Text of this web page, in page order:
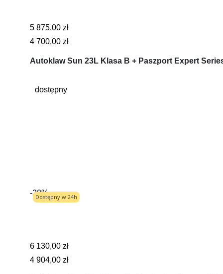
5 875,00 zł
4 700,00 zł
Autoklaw Sun 23L Klasa B + Paszport Expert
dostępny
-20%
6 130,00 zł
4 904,00 zł
Dostępny w 24h